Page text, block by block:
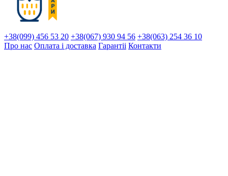
+38(099) 456 53 20 +38(067) 930 94 56 +38(063) 254 36 10
Про нас Оплата і доставка Гарантіi Контакти